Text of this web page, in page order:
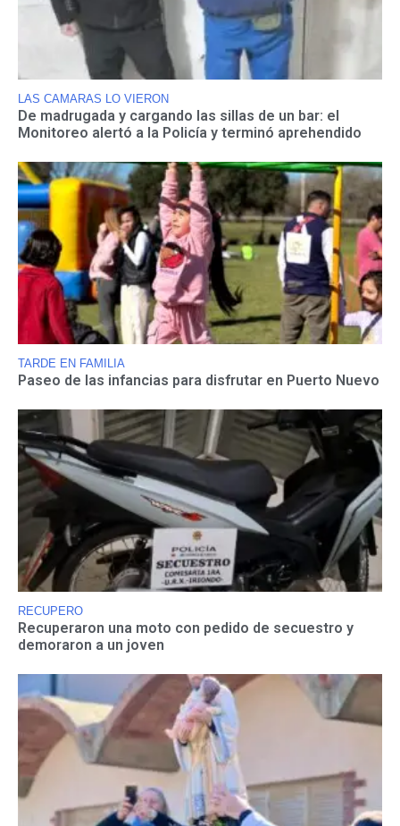
LAS CAMARAS LO VIERON
De madrugada y cargando las sillas de un bar: el
Monitoreo alertó a la Policía y terminó aprehendido
TARDE EN FAMILIA
Paseo de las infancias para disfrutar en Puerto Nuevo
RECUPERO
Recuperaron una moto con pedido de secuestro y
demoraron a un joven